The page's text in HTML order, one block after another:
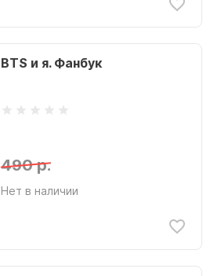
BTS и я. Фанбук
490 р.
Нет в наличии